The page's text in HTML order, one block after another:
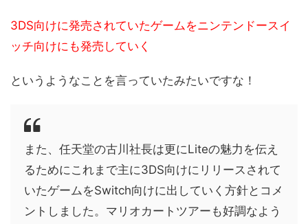
3DS向けに発売されていたゲームをニンテンドースイ
ッチ向けにも発売していく
というようなことを言っていたみたいですな！
また、任天堂の古川社長は更にLiteの魅力を伝え
るためにこれまで主に3DS向けにリリースされて
いたゲームをSwitch向けに出していく方針とコメ
ントしました。マリオカートツアーも好調なよう